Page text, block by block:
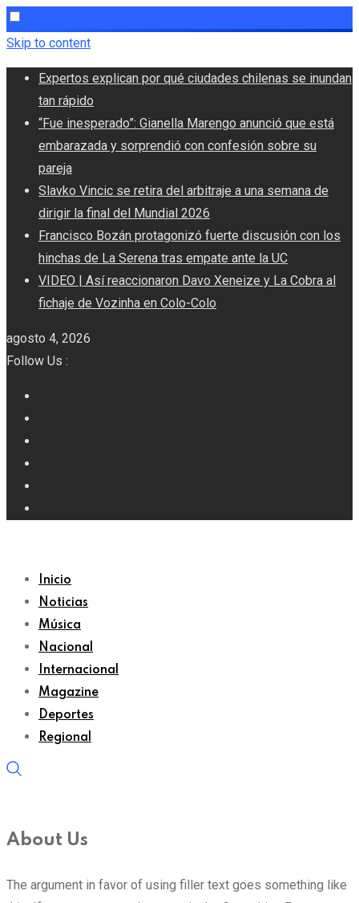
Skip to content
Expertos explican por qué ciudades chilenas se inundan
tan rápido
“Fue inesperado”: Gianella Marengo anunció que está
embarazada y sorprendió con confesión sobre su
pareja
Slavko Vincic se retira del arbitraje a una semana de
dirigir la final del Mundial 2026
Francisco Bozán protagonizó fuerte discusión con los
hinchas de La Serena tras empate ante la UC
VIDEO | Así reaccionaron Davo Xeneize y La Cobra al
fichaje de Vozinha en Colo-Colo
agosto 4, 2026
Follow Us :
Inicio
Noticias
Música
Nacional
Internacional
Magazine
Deportes
Regional
About Us
The argument in favor of using filler text goes something like